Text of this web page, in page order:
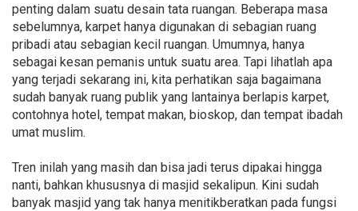
penting dalam suatu desain tata ruangan. Beberapa masa
sebelumnya, karpet hanya digunakan di sebagian ruang
pribadi atau sebagian kecil ruangan. Umumnya, hanya
sebagai kesan pemanis untuk suatu area. Tapi lihatlah apa
yang terjadi sekarang ini, kita perhatikan saja bagaimana
sudah banyak ruang publik yang lantainya berlapis karpet,
contohnya hotel, tempat makan, bioskop, dan tempat ibadah
umat muslim.
Tren inilah yang masih dan bisa jadi terus dipakai hingga
nanti, bahkan khususnya di masjid sekalipun. Kini sudah
banyak masjid yang tak hanya menitikberatkan pada fungsi